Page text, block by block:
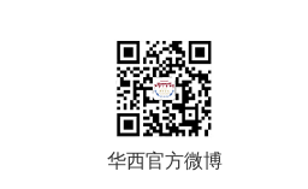
华西官方微博